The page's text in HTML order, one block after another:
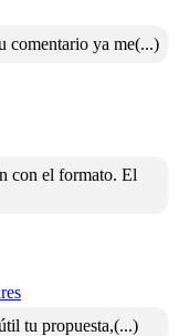
comentario ya me(...)
con el formato. El
tu propuesta,(...)